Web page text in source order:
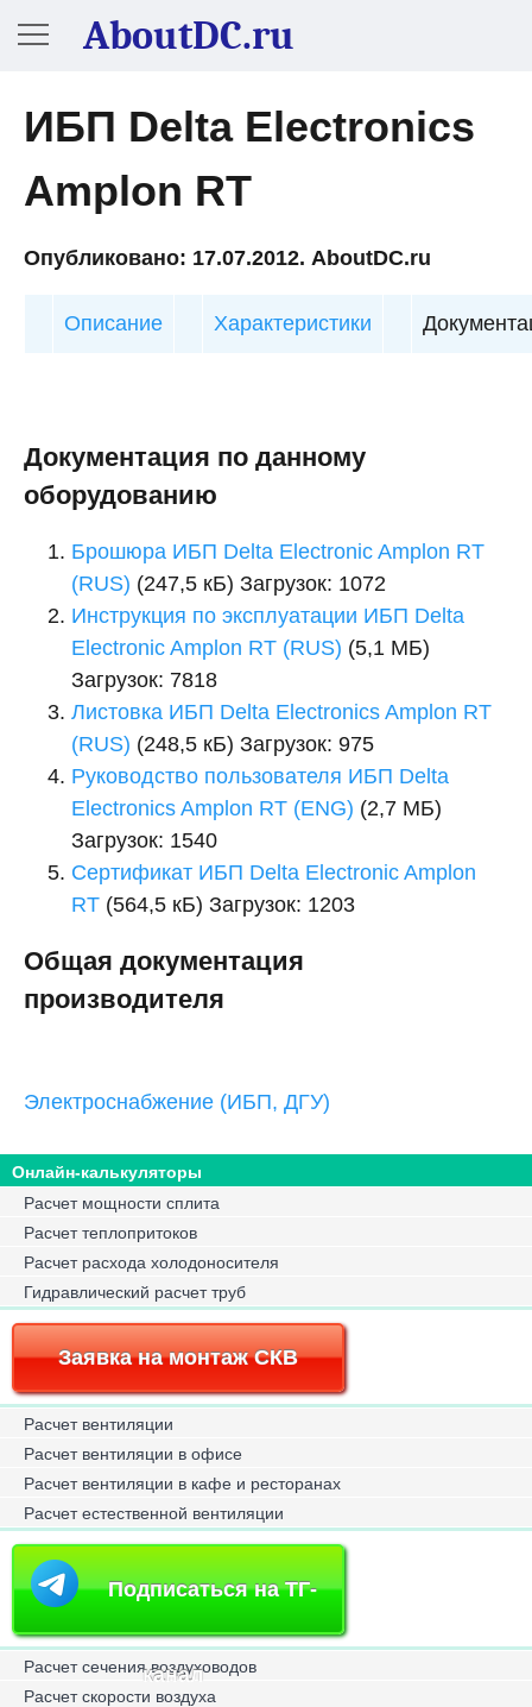
AboutDC.ru
ИБП Delta Electronics
Amplon RT
Опубликовано: 17.07.2012. AboutDC.ru
Описание Характеристики
Документация по данному
оборудованию
Брошюра ИБП Delta Electronic Amplon RT
(RUS) (247,5 кБ) Загрузок: 1072
Инструкция по эксплуатации ИБП Delta
Electronic Amplon RT (RUS) (5,1 МБ)
Загрузок: 7818
Листовка ИБП Delta Electronics Amplon RT
(RUS) (248,5 кБ) Загрузок: 975
Руководство пользователя ИБП Delta
Electronics Amplon RT (ENG) (2,7 МБ)
Загрузок: 1540
Сертификат ИБП Delta Electronic Amplon
RT (564,5 кБ) Загрузок: 1203
Общая документация
производителя
Электроснабжение (ИБП, ДГУ)
Онлайн-калькуляторы
Расчет мощности сплита
Расчет теплопритоков
Расчет расхода холодоносителя
Гидравлический расчет труб
Заявка на монтаж СКВ
Расчет вентиляции
Расчет вентиляции в офисе
Расчет вентиляции в кафе и ресторанах
Расчет естественной вентиляции
Подписаться на ТГ-
канал
Расчет сечения воздуховодов
Расчет скорости воздуха